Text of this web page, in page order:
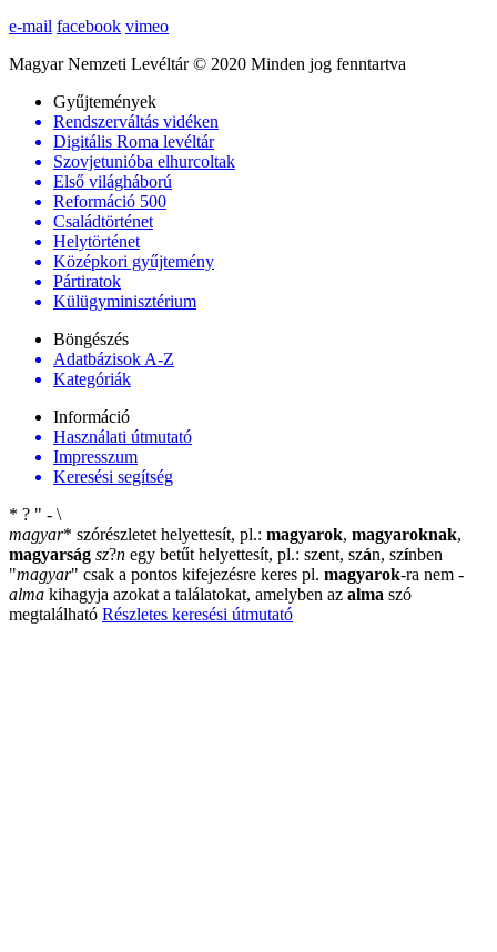
e-mail facebook vimeo
Magyar Nemzeti Levéltár © 2020 Minden jog fenntartva
Gyűjtemények
Rendszerváltás vidéken
Digitális Roma levéltár
Szovjetunióba elhurcoltak
Első világháború
Reformáció 500
Családtörténet
Helytörténet
Középkori gyűjtemény
Pártiratok
Külügyminisztérium
Böngészés
Adatbázisok A-Z
Kategóriák
Információ
Használati útmutató
Impresszum
Keresési segítség
* ? " - \
magyar* szórészletet helyettesít, pl.: magyarok, magyaroknak,
magyarság sz?n egy betűt helyettesít, pl.: szent, szán, színben
"magyar" csak a pontos kifejezésre keres pl. magyarok-ra nem -
alma kihagyja azokat a találatokat, amelyben az alma szó
megtalálható Részletes keresési útmutató